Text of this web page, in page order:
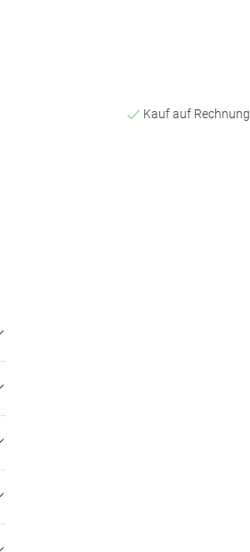
Kauf auf Rechnung